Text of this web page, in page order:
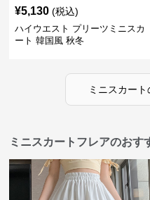
¥5,130 (税込)
ハイウエスト プリーツミニスカ
ート 韓国風 秋冬
ミニスカート
ミニスカートフレアのおす